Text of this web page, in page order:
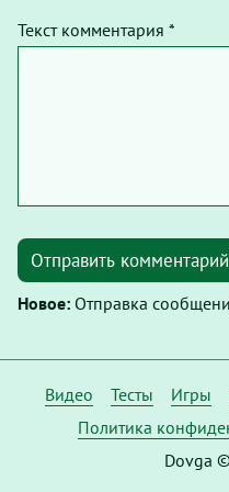
Текст комментария *
Отправить комментарий
Новое: Отправка
Видео Тесты Игры
Политика
Dovga